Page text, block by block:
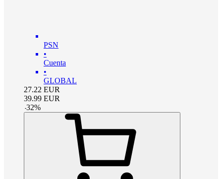
PSN
•
Cuenta
•
GLOBAL
27.22 EUR
39.99 EUR
-32%